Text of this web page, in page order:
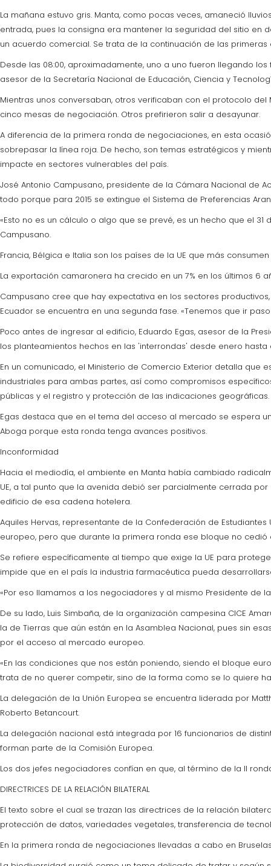
La mañana estuvo gris. Manta, como pocas veces, amaneció
entrada, pues la consigna era mantener la seguridad del sitio en
un acuerdo comercial. Se trata de la continuación de las
Desde las 08:00, aproximadamente, uno a uno fueron llegando
asesor de la Secretaría Nacional de Educación, Ciencia y
Mientras unos conversaban, otros verificaban con el protocolo
cinco mesas de negociación. Otros prefirieron salir a desayunar.
A diferencia de la primera ronda de negociaciones, en esta
sobrepasar la línea roja. De hecho, son temas estratégicos y
impacte en sectores vulnerables del país.
José Antonio Campusano, presidente de la Cámara Nacional de
todo porque para 2015 se extingue el Sistema de Preferencias
«Esto no es un cálculo o algo que se prevé, es un hecho que el
Campusano.
Francia, Bélgica e Italia son los países de la UE que más
La exportación camaronera ha crecido en un 7% en los últimos 6
Campusano cree que hay expectativa en los sectores
Ecuador se encuentra en una segunda fase. «Tenemos que ir
Poco antes de ingresar al edificio, Eduardo Egas, asesor de la
los planteamientos hechos en las 'interrondas' desde enero
En un comunicado, el Ministerio de Comercio Exterior detalla
industriales para ambas partes, así como compromisos
públicas y el registro y protección de las indicaciones geográficas.
Egas destaca que en el tema del acceso al mercado se espera
Aboga porque esta ronda tenga avances positivos.
Inconformidad
Hacia el mediodía, el ambiente en Manta había cambiado
UE, a tal punto que la avenida debió ser parcialmente cerrada
edificio de esa cadena hotelera.
Aquiles Hervas, representante de la Confederación de
europeo, pero que durante la primera ronda ese bloque no
Se refiere específicamente al tiempo que exige la UE para
impide que en el país la industria farmacéutica pueda
«Por eso llamamos a los negociadores y al mismo Presidente de
De su lado, Luis Simbaña, de la organización campesina CICE
la de Tierras que aún están en la Asamblea Nacional, pues sin
por el acceso al mercado europeo.
«En las condiciones que nos están poniendo, siendo el bloque
trata de no querer competir, sino de la forma como se lo quiere
La delegación de la Unión Europea se encuentra liderada por
Roberto Betancourt.
La delegación nacional está integrada por 16 funcionarios de
forman parte de la Comisión Europea.
Los dos jefes negociadores confían en que, al término de la II
DIRECTRICES DE LA RELACIÓN BILATERAL
El texto sobre el cual se trazan las directrices de la relación
protección de datos, variedades vegetales, transferencia de
En la primera ronda de negociaciones llevadas a cabo en